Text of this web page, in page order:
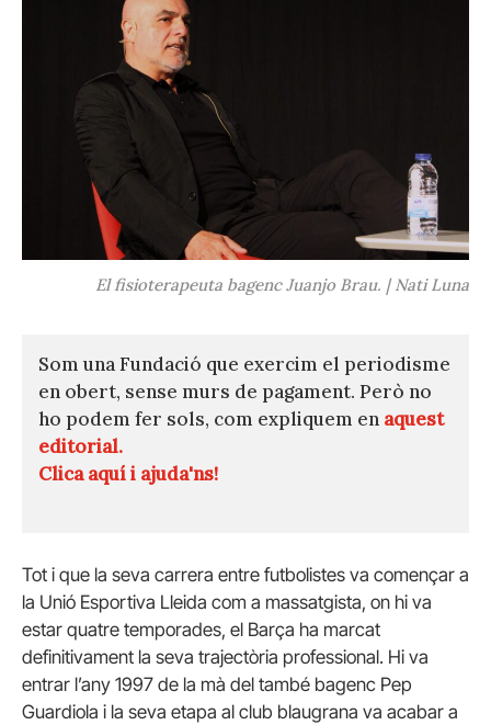
El fisioterapeuta bagenc Juanjo Brau. | Nati Luna
Som una Fundació que exercim el periodisme
en obert, sense murs de pagament. Però no
ho podem fer sols, com expliquem en aquest
editorial.
Clica aquí i ajuda'ns!
Tot i que la seva carrera entre futbolistes va començar a
la Unió Esportiva Lleida com a massatgista, on hi va
estar quatre temporades, el Barça ha marcat
definitivament la seva trajectòria professional. Hi va
entrar l’any 1997 de la mà del també bagenc Pep
Guardiola i la seva etapa al club blaugrana va acabar a